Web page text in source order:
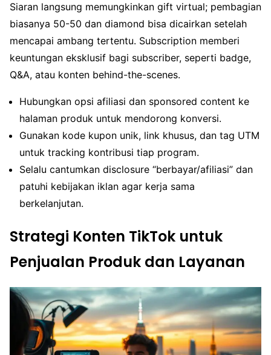
Siaran langsung memungkinkan gift virtual; pembagian
biasanya 50-50 dan diamond bisa dicairkan setelah
mencapai ambang tertentu. Subscription memberi
keuntungan eksklusif bagi subscriber, seperti badge,
Q&A, atau konten behind-the-scenes.
Hubungkan opsi afiliasi dan sponsored content ke
halaman produk untuk mendorong konversi.
Gunakan kode kupon unik, link khusus, dan tag UTM
untuk tracking kontribusi tiap program.
Selalu cantumkan disclosure “berbayar/afiliasi” dan
patuhi kebijakan iklan agar kerja sama
berkelanjutan.
Strategi Konten TikTok untuk
Penjualan Produk dan Layanan